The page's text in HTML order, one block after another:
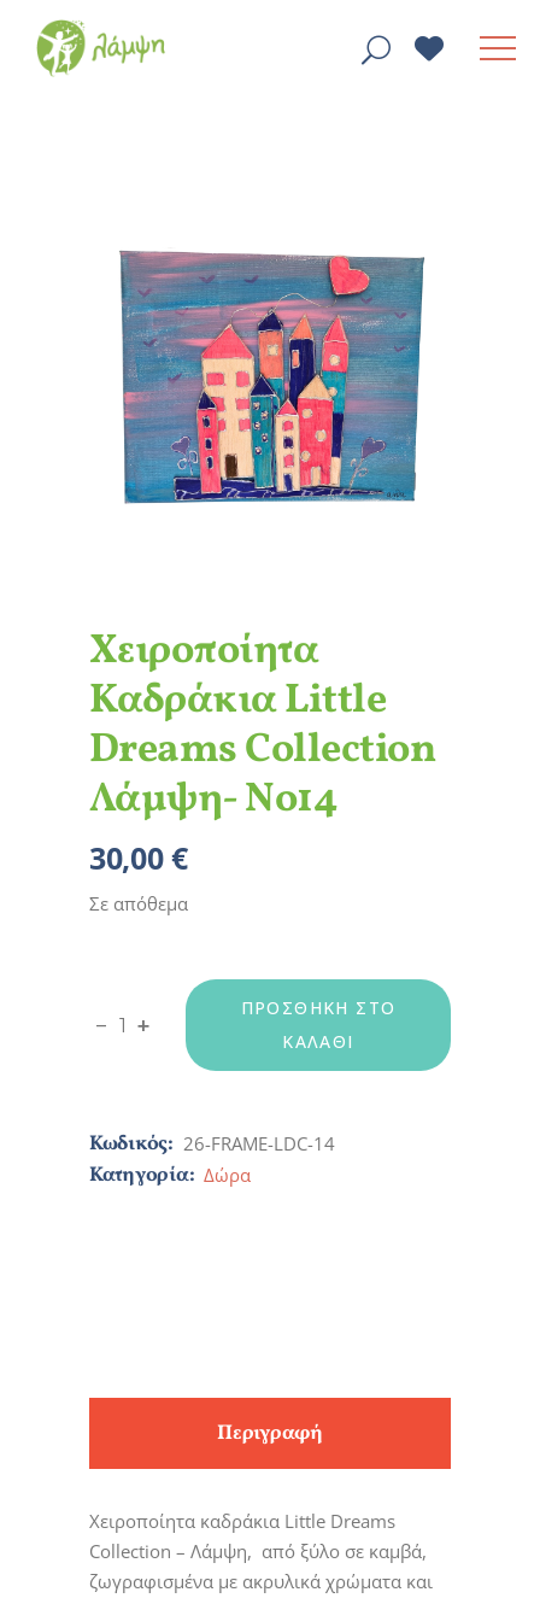
Χειροποίητα
Καδράκια Little
Dreams Collection
Λάμψη- Νο14
30,00€
Σε απόθεμα
Χειροποίητα Καδράκια Little Dreams
- +
ΠΡΟΣΘΉΚΗ ΣΤΟ
ΚΑΛΆΘΙ
Κωδικός: 26-FRAME-LDC-14
Κατηγορία: Δώρα
Περιγραφή
Χειροποίητα καδράκια Little Dreams
Collection – Λάμψη, από ξύλο σε καμβά,
ζωγραφισμένα με ακρυλικά χρώματα και